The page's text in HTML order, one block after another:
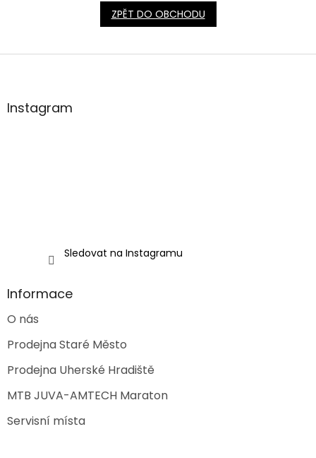
ZPĚT DO OBCHODU
Z
aInstagram
Sledovat na Instagramu
Informace
O nás
Prodejna Staré Město
Prodejna Uherské Hradiště
MTB JUVA-AMTECH Maraton
Servisní místa